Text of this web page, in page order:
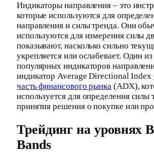
Индикаторы направления – это
которые используются для
направления и силы тренда. Они
используются для измерения силы
показывают, насколько сильно
укрепляется или ослабевает. Один
популярных индикаторов
индикатор Average Directional Index
часть финансового рынка (ADX),
используется для определения силы
принятия решения о покупке или
Трейдинг на уровнях
Bands